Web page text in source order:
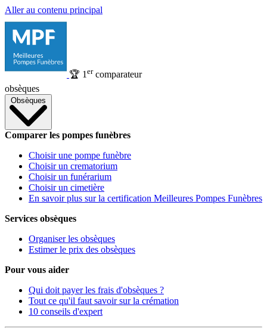
Aller au contenu principal
🏆 1 ercomparateur
obsèques
Obsèques
Comparer les pompes funèbres
Choisir une pompe funèbre
Choisir un crematorium
Choisir un funérarium
Choisir un cimetière
En savoir plus sur la certification Meilleures Pompes Funèbres
Services obsèques
Organiser les obsèques
Estimer le prix des obsèques
Pour vous aider
Qui doit payer les frais d'obsèques ?
Tout ce qu'il faut savoir sur la crémation
10 conseils d'expert